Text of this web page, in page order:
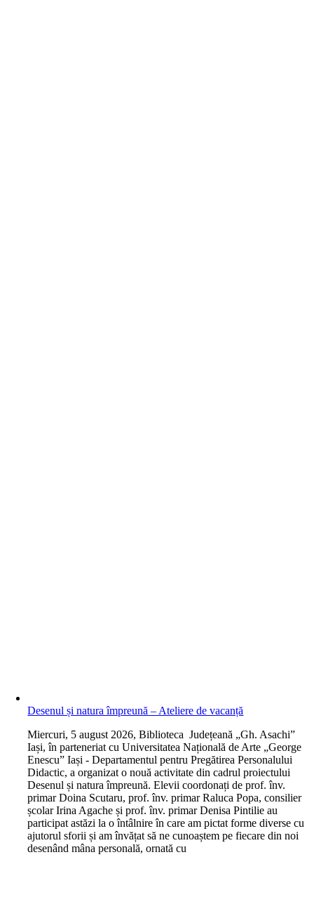
Desenul și natura împreună – Ateliere de vacanță
Miercuri, 5 august 2026, Biblioteca Județeană „Gh. Asachi”
Iași, în parteneriat cu Universitatea Națională de Arte „George
Enescu” Iași - Departamentul pentru Pregătirea Personalului
Didactic, a organizat o nouă activitate din cadrul proiectului
Desenul și natura împreună. Elevii coordonați de prof. înv.
primar Doina Scutaru, prof. înv. primar Raluca Popa, consilier
școlar Irina Agache și prof. înv. primar Denisa Pintilie au
participat astăzi la o întâlnire în care am pictat forme diverse cu
ajutorul sforii și am învățat să ne cunoaștem pe fiecare din noi
desenând mâna personală, ornată cu